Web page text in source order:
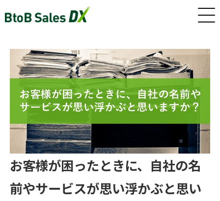
ホーム
サービス
インサイドセールス/カスタマーサクセス早期戦力化人材（派
遣/準委任）
新卒・若手向けインサイドセールス研修・トレーニング
お客様が困ったときに、自社の名
前やサービスが思い浮かぶと思い